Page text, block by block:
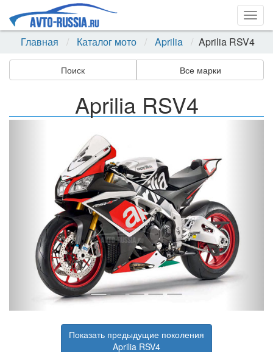
Главная
Каталог мото Aprilia Aprilia RSV4
Поиск Все марки
Aprilia RSV4
Показать предыдущие поколения
Aprilia RSV4